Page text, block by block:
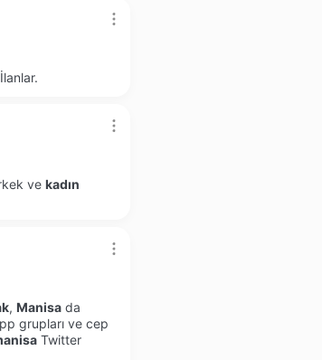
ve kadın
, Manisa da
grupları ve cep
Twitter